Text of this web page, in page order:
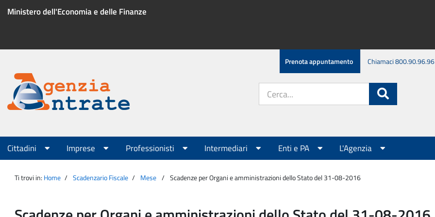
Ministero dell'Economia e delle Finanze
Menu
servizio
Prenota appuntamento Chiamaci 800.90.96.96
Agenzia
Entrate
sito:
Menu
principale
Cittadini Imprese Professionisti Intermediari Enti e PA L'Agenzia
Ti trovi in: Home Scadenzario Fiscale Mese Scadenze per Organi e amministrazioni dello Stato del 31-08-2016